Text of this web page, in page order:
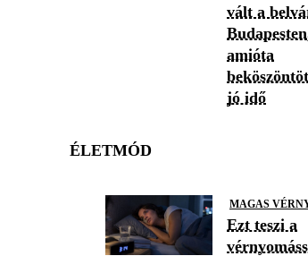
vált a
amióta
jó idő
ÉLETMÓD
Ezt teszi a